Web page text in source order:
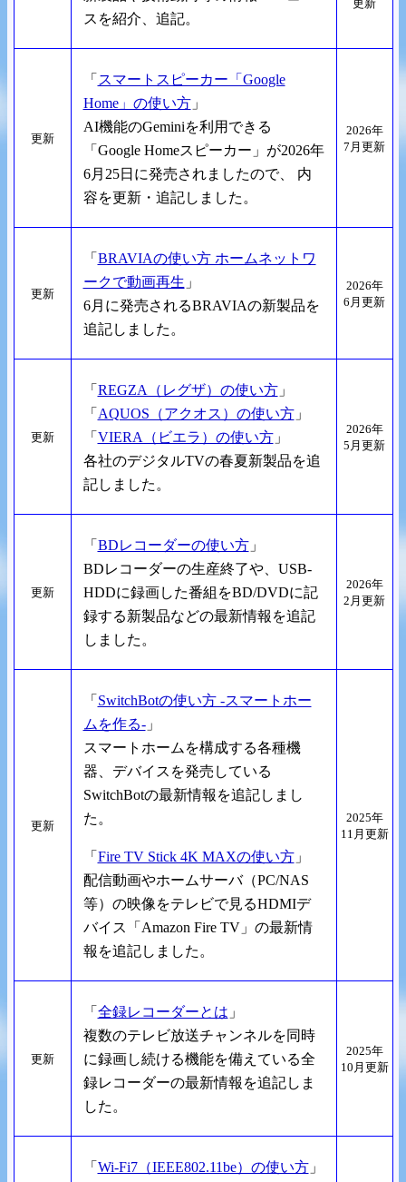
スを紹介、追記。
更新
更新
「 スマートスピーカー「Google
Home」の使い方」
AI機能のGeminiを利用できる
「Google Homeスピーカー」が2026年
6月25日に発売されましたので、 内
容を更新・追記しました。
2026年
7月更新
更新
「 BRAVIAの使い方 ホームネットワ
ークで動画再生 」
6月に発売されるBRAVIAの新製品を
追記しました。
2026年
6月更新
更新
「 REGZA（レグザ）の使い方」
「 AQUOS（アクオス）の使い方」
「 VIERA（ビエラ）の使い方」
各社のデジタルTVの春夏新製品を追
記しました。
2026年
5月更新
更新
「 BDレコーダーの使い方」
BDレコーダーの生産終了や、USB-
HDDに録画した番組をBD/DVDに記
録する新製品などの最新情報を追記
しました。
2026年
2月更新
更新
「 SwitchBotの使い方 -スマートホー
ムを作る-」
スマートホームを構成する各種機
器、デバイスを発売している
SwitchBotの最新情報を追記しまし
た。
「 Fire TV Stick 4K MAXの使い方」
配信動画やホームサーバ（PC/NAS
等）の映像をテレビで見るHDMIデ
バイス「Amazon Fire TV」の最新情
報を追記しました。
2025年
11月更新
更新
「 全録レコーダーとは 」
複数のテレビ放送チャンネルを同時
に録画し続ける機能を備えている全
録レコーダーの最新情報を追記しま
した。
2025年
10月更新
「 Wi-Fi7（IEEE802.11be）の使い方」